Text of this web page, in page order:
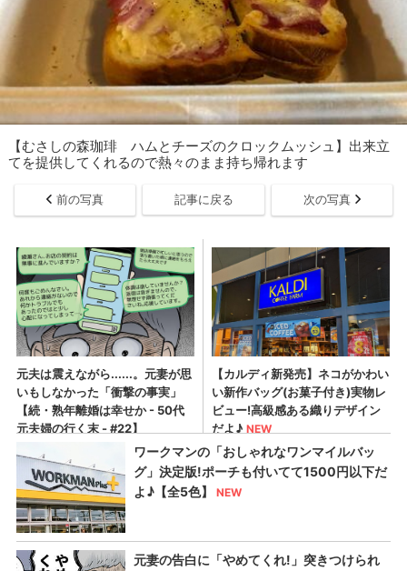
【むさしの森珈琲 ハムとチーズのクロックムッシュ】出来立
てを提供してくれるので熱々のまま持ち帰れます
前の写真 記事に戻る 次の写真